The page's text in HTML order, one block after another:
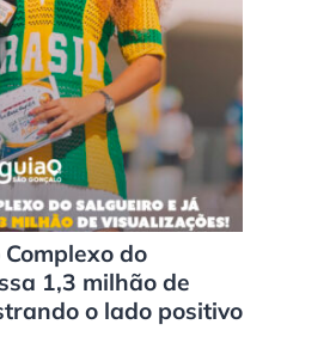
do
1,3 milhão de
o lado positivo